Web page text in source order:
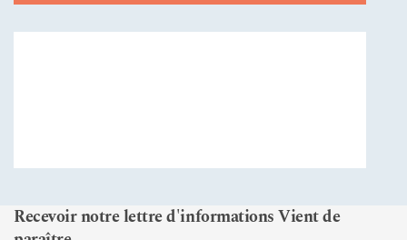
Recevoir notre lettre d'informations Vient de